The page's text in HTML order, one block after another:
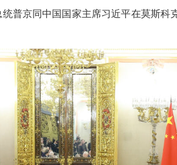
普京同中国国家主席习近平在莫斯科